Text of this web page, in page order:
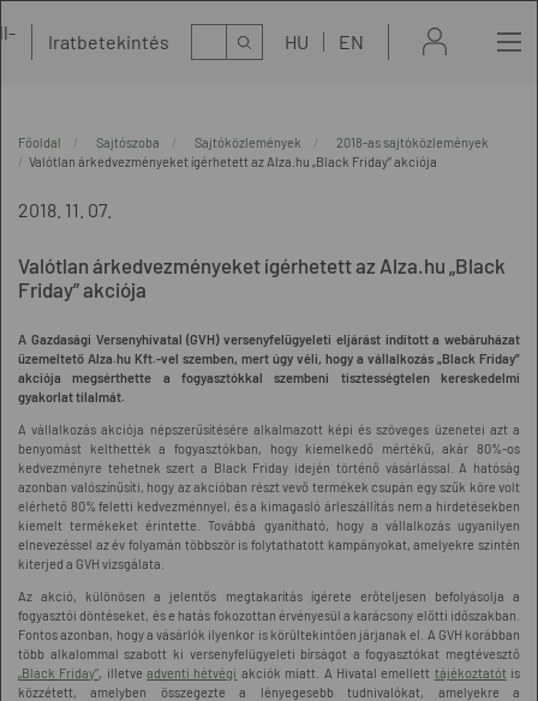
Iratbetekintés Kereső HU EN
Főoldal Sajtószoba Sajtóközlemények
2018-as sajtóközlemények
Valótlan árkedvezményeket ígérhetett az Alza.hu „Black Friday” akciója
2018. 11. 07.
Valótlan árkedvezményeket ígérhetett az Alza.hu „Black
Friday” akciója
A Gazdasági Versenyhivatal (GVH) versenyfelügyeleti eljárást indított a webáruházat
üzemeltető Alza.hu Kft.-vel szemben, mert úgy véli, hogy a vállalkozás „Black Friday”
akciója megsérthette a fogyasztókkal szembeni tisztességtelen kereskedelmi
gyakorlat tilalmát.
A vállalkozás akciója népszerűsítésére alkalmazott képi és szöveges üzenetei azt a
benyomást kelthették a fogyasztókban, hogy kiemelkedő mértékű, akár 80%-os
kedvezményre tehetnek szert a Black Friday idején történő vásárlással. A hatóság
azonban valószínűsíti, hogy az akcióban részt vevő termékek csupán egy szűk köre volt
elérhető 80% feletti kedvezménnyel, és a kimagasló árleszállítás nem a hirdetésekben
kiemelt termékeket érintette. Továbbá gyanítható, hogy a vállalkozás ugyanilyen
elnevezéssel az év folyamán többször is folytathatott kampányokat, amelyekre szintén
kiterjed a GVH vizsgálata.
Az akció, különösen a jelentős megtakarítás ígérete erőteljesen befolyásolja a
fogyasztói döntéseket, és e hatás fokozottan érvényesül a karácsony előtti időszakban.
Fontos azonban, hogy a vásárlók ilyenkor is körültekintően járjanak el. A GVH korábban
több alkalommal szabott ki versenyfelügyeleti bírságot a fogyasztókat megtévesztő
„Black Friday”, illetveadventi hétvégi akciók miatt. A Hivatal emellett tájékoztatótis
közzétett, amelyben összegezte a lényegesebb tudnivalókat, amelyekre a